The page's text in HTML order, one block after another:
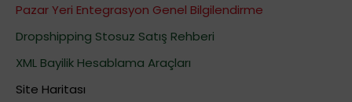
Pazar Yeri Entegrasyon Genel Bilgilendirme
Dropshipping Stosuz Satış Rehberi
XML Bayilik Hesablama Araçları
Site Haritası